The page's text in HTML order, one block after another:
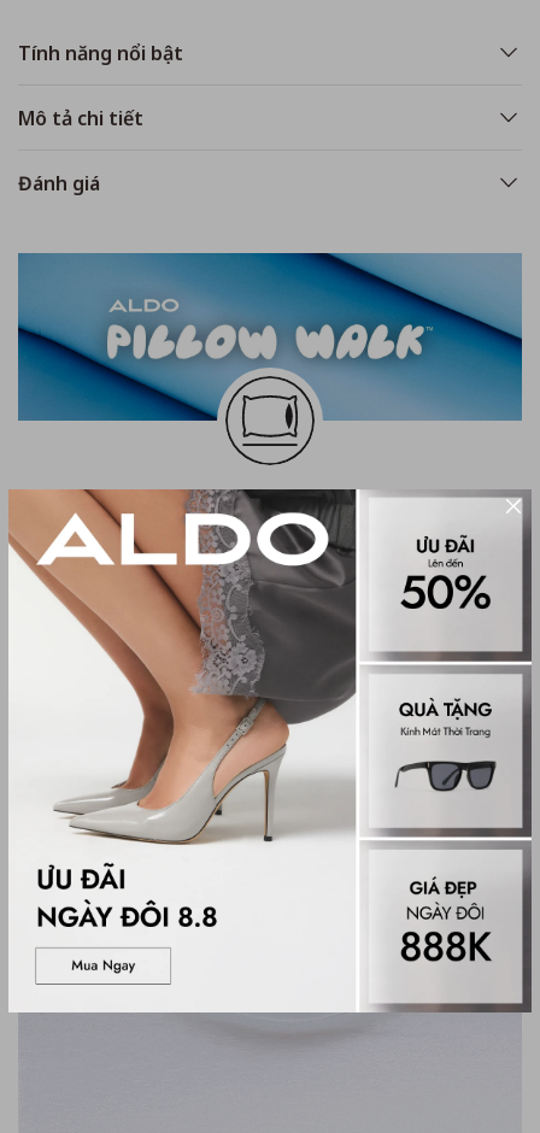
Tính năng nổi bật
Mô tả chi tiết
Đánh giá
Khám phá công nghệ đệm lót Pillow
Walk êm ái độc quyền tại ALDO